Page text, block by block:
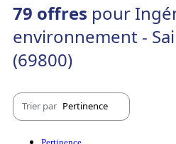
79 offres pour
environnement -
(69800)
Trier par Pertinence